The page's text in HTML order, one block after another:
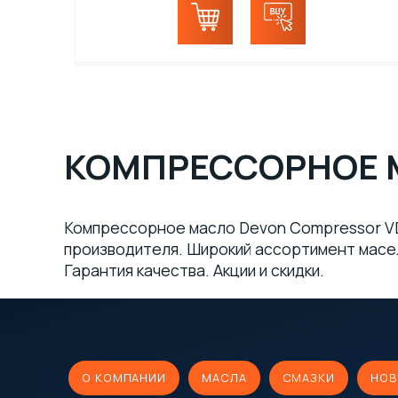
КОМПРЕССОРНОЕ
Компрессорное масло Devon Compressor
производителя. Широкий ассортимент
Гарантия качества. Акции и скидки.
О КОМПАНИИ МАСЛА СМАЗКИ